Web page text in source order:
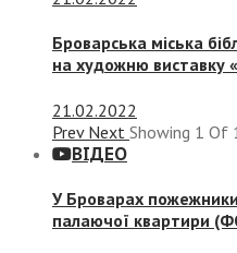
Броварська міська
на художню виставку
21.02.2022
Prev Next Showing 1 Of
ВІДЕО
У Броварах
палаючої квартири